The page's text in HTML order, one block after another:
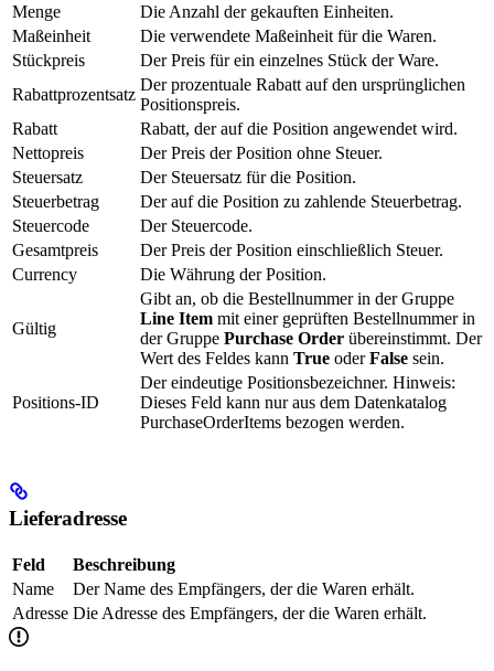
Menge
Die Anzahl der gekauften Einheiten.
Maßeinheit
Die verwendete Maßeinheit für die Waren.
Stückpreis
Der Preis für ein einzelnes Stück der Ware.
Rabattprozentsatz
Der prozentuale Rabatt auf den ursprünglichen
Positionspreis.
Rabatt
Rabatt, der auf die Position angewendet wird.
Nettopreis
Der Preis der Position ohne Steuer.
Steuersatz
Der Steuersatz für die Position.
Steuerbetrag
Der auf die Position zu zahlende Steuerbetrag.
Steuercode
Der Steuercode.
Gesamtpreis
Der Preis der Position einschließlich Steuer.
Currency
Die Währung der Position.
Gültig
Gibt an, ob die Bestellnummer in der Gruppe
Line Item mit einer geprüften Bestellnummer in
der Gruppe Purchase Order übereinstimmt. Der
Wert des Feldes kann True oderFalse sein.
Positions-ID
Der eindeutige Positionsbezeichner. Hinweis:
Dieses Feld kann nur aus dem Datenkatalog
PurchaseOrderItems bezogen werden.
Lieferadresse
Feld
Beschreibung
Name
Der Name des Empfängers, der die Waren erhält.
Adresse Die Adresse des Empfängers, der die Waren erhält.